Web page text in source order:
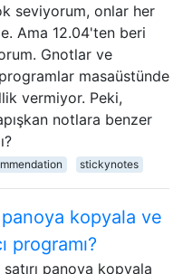
seviyorum, onlar her
Ama 12.04'ten beri
Gnotlar ve
masaüstünde
vermiyor. Peki,
notlara benzer
stickynotes
panoya kopyala ve
programı?
panoya kopyala